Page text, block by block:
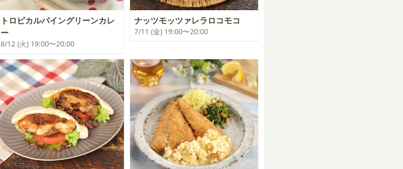
トロピカルパイングリーンカレ
ー
8/12 (火) 19:00〜20:00
ナッツモッツァレラロコモコ
7/11 (金) 19:00〜20:00